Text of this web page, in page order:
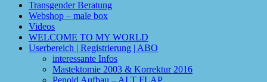
Transgender Beratung
Webshop – male box
Videos
WELCOME TO MY WORLD
Userbereich | Registrierung | ABO
interessante Infos
Mastektomie 2003 & Korrektur 2016
Penoid Aufbau – ALT FLAP